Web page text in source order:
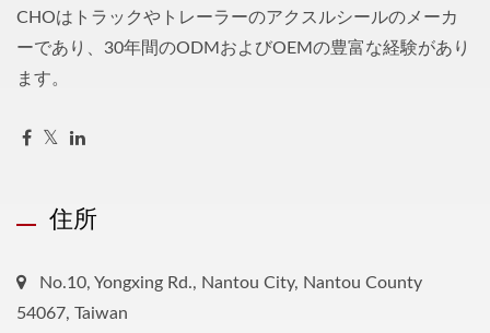
CHOはトラックやトレーラーのアクスルシールのメーカ
ーであり、30年間のODMおよびOEMの豊富な経験があり
ます。
住所
No.10, Yongxing Rd., Nantou City, Nantou County
54067, Taiwan